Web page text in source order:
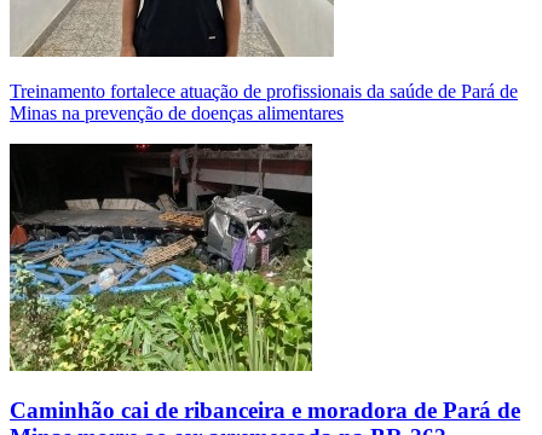
Treinamento fortalece atuação de profissionais da saúde de Pará de
Minas na prevenção de doenças alimentares
Caminhão cai de ribanceira e moradora de Pará de